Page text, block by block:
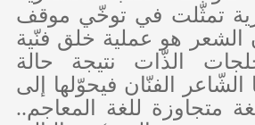
تمثّلت في توخّي موقف
هو عملية خلق فنّية
الذّات نتيجة حالة
الفنّان فيحوّلها إلى
متجاوزة للغة المعاجم..